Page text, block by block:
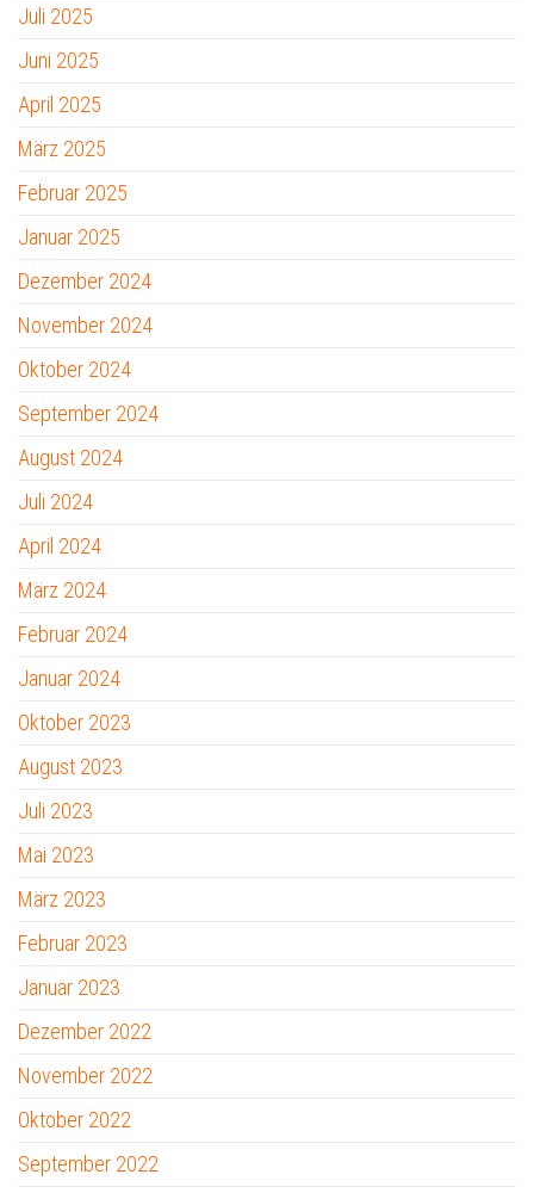
Juli 2025
Juni 2025
April 2025
März 2025
Februar 2025
Januar 2025
Dezember 2024
November 2024
Oktober 2024
September 2024
August 2024
Juli 2024
April 2024
März 2024
Februar 2024
Januar 2024
Oktober 2023
August 2023
Juli 2023
Mai 2023
März 2023
Februar 2023
Januar 2023
Dezember 2022
November 2022
Oktober 2022
September 2022